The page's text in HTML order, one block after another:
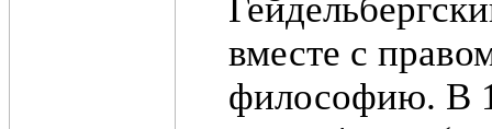
вместе с
философию. В